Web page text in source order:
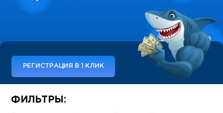
РЕГИСТРАЦИЯ В 1 КЛИК
Some SEO Title
ФИЛЬТРЫ: